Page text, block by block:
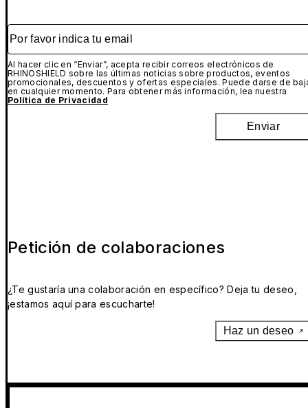
Por favor indica tu email
Al hacer clic en “Enviar”, acepta recibir correos electrónicos de
RHINOSHIELD sobre las últimas noticias sobre productos, eventos
promocionales, descuentos y ofertas especiales. Puede darse de
en cualquier momento. Para obtener más información, lea nuestra
Política de Privacidad
Enviar
Petición de colaboraciones
¿Te gustaría una colaboración en específico? Deja tu deseo,
¡estamos aquí para escucharte!
Haz un deseo